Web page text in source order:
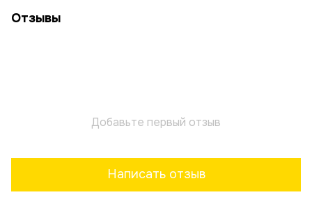
Отзывы
Добавьте первый отзыв
Написать отзыв